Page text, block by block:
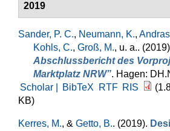
2019
Sander, P. C., Neumann, K.,
Kohls, C., Groß, M., u. a..
Abschlussbericht des
Marktplatz NRW”. Hagen:
Scholar |
BibTeX RTF RIS
KB)
Kerres, M., & Getto, B.. (2019).